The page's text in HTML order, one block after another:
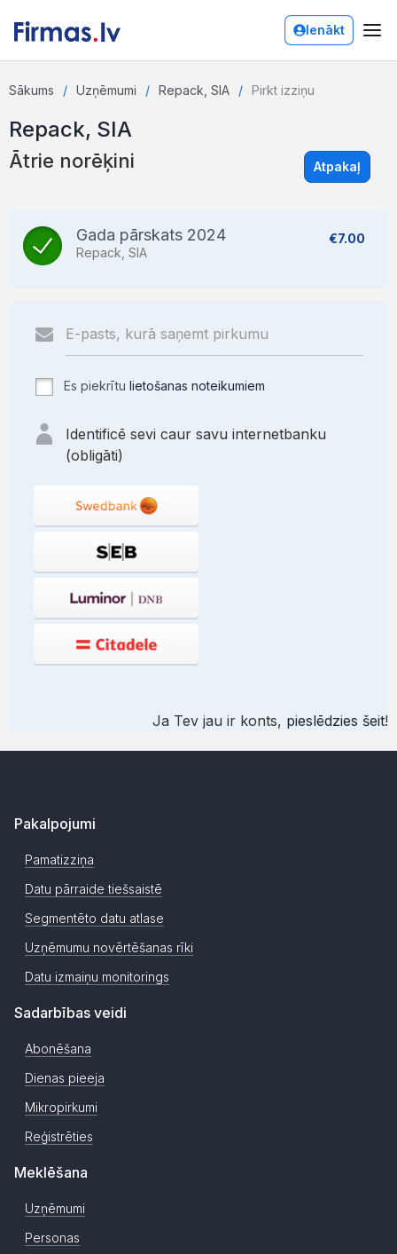
Ienākt
Sākums Uzņēmumi Repack, SIA Pirkt izziņu
Repack, SIA
Ātrie norēķini Atpakaļ
Gada pārskats 2024
Repack, SIA
€7.00
Es piekrītu lietošanas noteikumiem
Identificē sevi caur savu internetbanku
(obligāti)
Ja Tev jau ir konts, pieslēdzies šeit!
Pakalpojumi
Pamatizziņa
Datu pārraide tiešsaistē
Segmentēto datu atlase
Uzņēmumu novērtēšanas rīki
Datu izmaiņu monitorings
Sadarbības veidi
Abonēšana
Dienas pieeja
Mikropirkumi
Reģistrēties
Meklēšana
Uzņēmumi
Personas